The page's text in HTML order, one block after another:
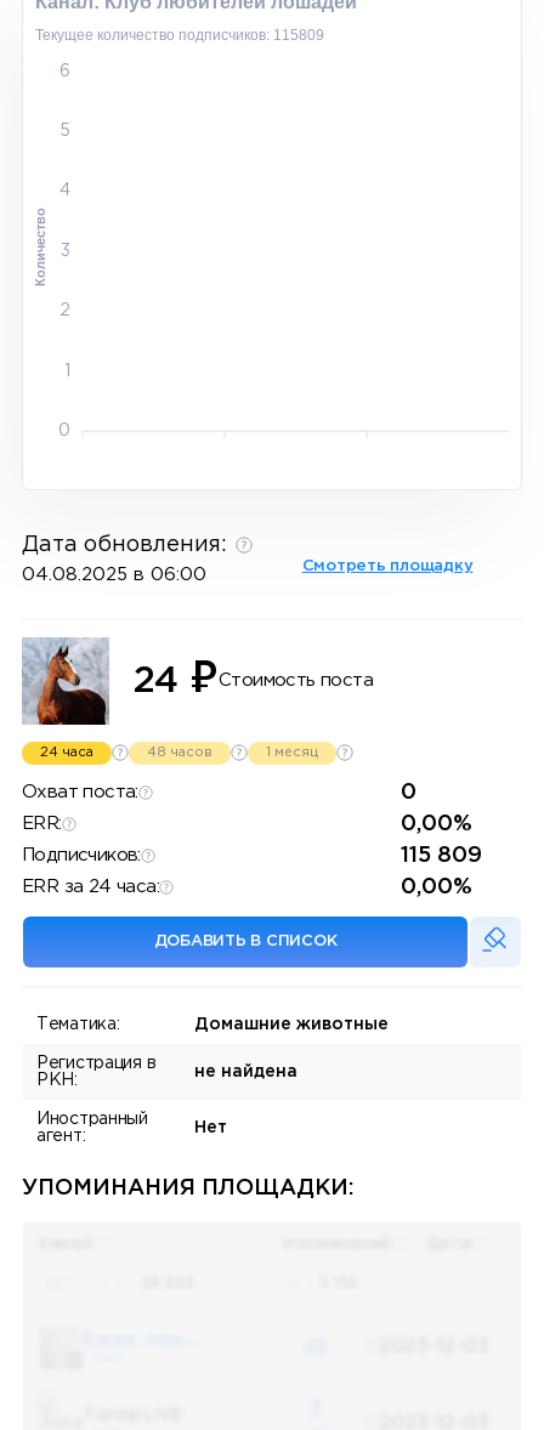
Текущее количество подписчиков: 115809
6
5
4
3
2
1
0
Количество
Дата обновления:
04.08.2025 в 06:00 Смотреть площадку
24 ₽Стоимость поста
24 часа 48 часов 1 месяц
Охват поста: 0
ERR: 0,00%
Подписчиков: 115 809
ERR за 24 часа: 0,00%
ДОБАВИТЬ В СПИСОК
Тематика: Домашние животные
Регистрация в
РКН:
не найдена
Иностранный
агент:
Нет
УПОМИНАНИЯ ПЛОЩАДКИ: